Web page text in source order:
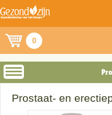
0
Prostaat- en